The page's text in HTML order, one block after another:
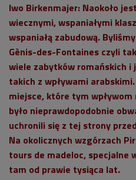
Iwo Birkenmajer: Naokoło
wiecznymi, wspaniałymi
wspaniałą zabudową.
Gènis-des-Fontaines czyli
wiele zabytków romańskich i
takich z wpływami
miejsce, które tym
było nieprawdopodobnie
uchronili się z tej strony
Na okolicznych wzgórzach
tours de madeloc, specjalne
tam od prawie tysiąca lat.